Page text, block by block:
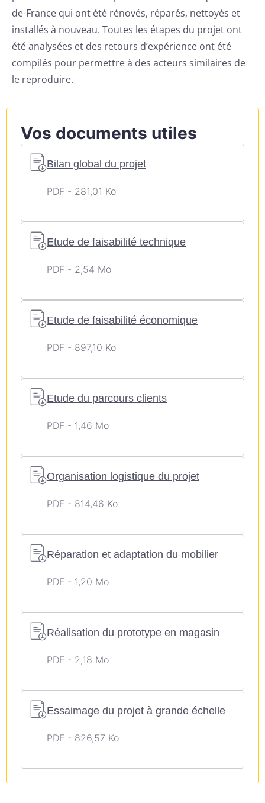
de-France qui ont été rénovés, réparés, nettoyés et
installés à nouveau. Toutes les étapes du projet ont
été analysées et des retours d’expérience ont été
compilés pour permettre à des acteurs similaires de
le reproduire.
Vos documents utiles
Bilan global du projet
PDF - 281,01 Ko
Etude de faisabilité technique
PDF - 2,54 Mo
Etude de faisabilité économique
PDF - 897,10 Ko
Etude du parcours clients
PDF - 1,46 Mo
Organisation logistique du projet
PDF - 814,46 Ko
Réparation et adaptation du mobilier
PDF - 1,20 Mo
Réalisation du prototype en magasin
PDF - 2,18 Mo
Essaimage du projet à grande échelle
PDF - 826,57 Ko
l'utilisation de mes
Confidentialité.
Télécharger le
fichier